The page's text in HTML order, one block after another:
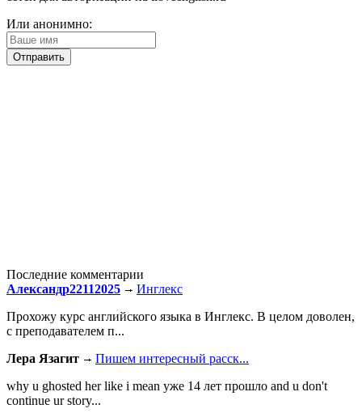
Или анонимно:
Последние комментарии
Александр22112025
Инглекс
Прохожу курс английского языка в Инглекс. В целом доволен,
с преподавателем п...
Лера Язагит
Пишем интересный расск...
why u ghosted her like i mean уже 14 лет прошло and u don't
continue ur story...